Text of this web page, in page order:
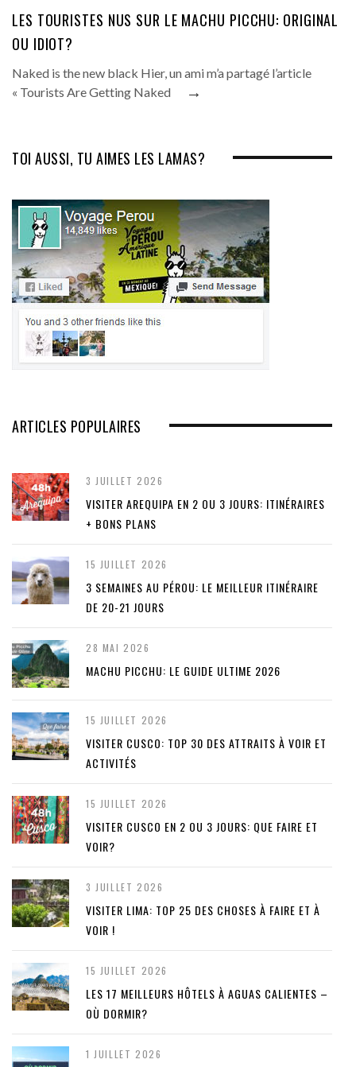
LES TOURISTES NUS SUR LE MACHU PICCHU: ORIGINAL
OU IDIOT?
Naked is the new black Hier, un ami m’a partagé l’article
« Tourists Are Getting Naked
→
TOI AUSSI, TU AIMES LES LAMAS?
ARTICLES POPULAIRES
3 JUILLET 2026
VISITER AREQUIPA EN 2 OU 3 JOURS: ITINÉRAIRES
+ BONS PLANS
15 JUILLET 2026
3 SEMAINES AU PÉROU: LE MEILLEUR ITINÉRAIRE
DE 20-21 JOURS
28 MAI 2026
MACHU PICCHU: LE GUIDE ULTIME 2026
15 JUILLET 2026
VISITER CUSCO: TOP 30 DES ATTRAITS À VOIR ET
ACTIVITÉS
15 JUILLET 2026
VISITER CUSCO EN 2 OU 3 JOURS: QUE FAIRE ET
VOIR?
3 JUILLET 2026
VISITER LIMA: TOP 25 DES CHOSES À FAIRE ET À
VOIR !
15 JUILLET 2026
LES 17 MEILLEURS HÔTELS À AGUAS CALIENTES –
OÙ DORMIR?
1 JUILLET 2026